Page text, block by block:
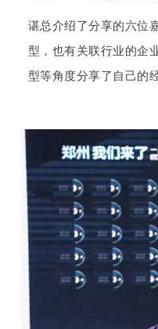
谌总介绍了分享的六位
型，也有关联行业的企
型等角度分享了自己的